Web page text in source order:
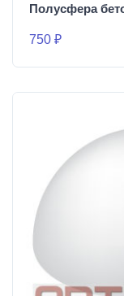
Полусфера
750 ₽